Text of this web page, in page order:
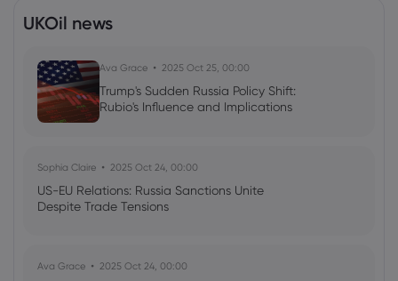
UKOil news
Ava Grace 2025 Oct 25, 00:00
Trump's Sudden Russia Policy Shift:
Rubio's Influence and Implications
Sophia Claire 2025 Oct 24, 00:00
US-EU Relations: Russia Sanctions Unite
Despite Trade Tensions
Ava Grace 2025 Oct 24, 00:00